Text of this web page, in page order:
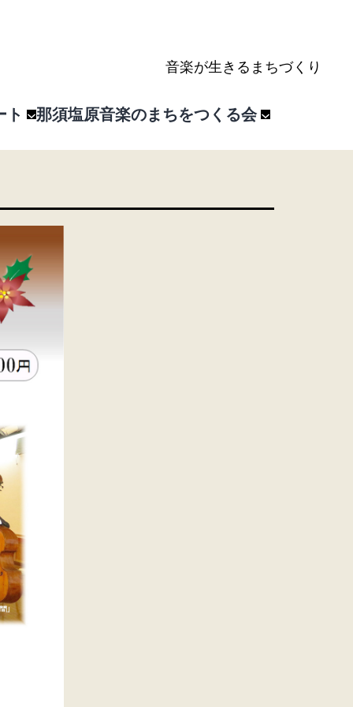
音楽が生きるまちづくり
ト 那須塩原音楽のまちをつくる会